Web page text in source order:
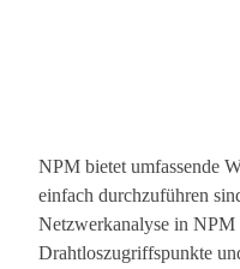
NPM bietet umfassende
einfach durchzuführen
Netzwerkanalyse in NPM
Drahtloszugriffspunkte